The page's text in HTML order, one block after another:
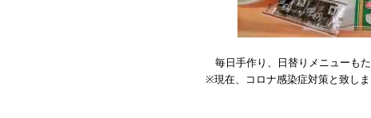
毎日手作り、日替りメニューも
※現在、コロナ感染症対策と致し